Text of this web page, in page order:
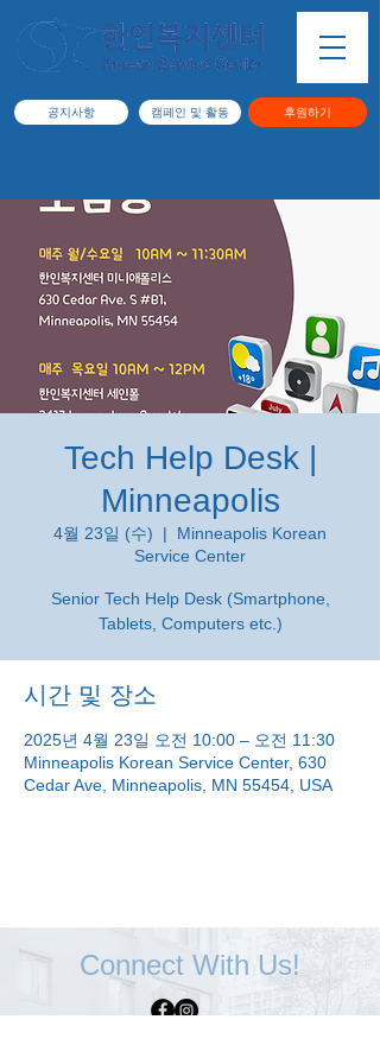
공지사항 캠페인 및 활동 후원하기
Tech Help Desk |
Minneapolis
4월 23일 (수)
  |
Minneapolis Korean
Service Center
Senior Tech Help Desk (Smartphone,
Tablets, Computers etc.)
시간 및 장소
2025년 4월 23일 오전 10:00 – 오전 11:30
Minneapolis Korean Service Center, 630
Cedar Ave, Minneapolis, MN 55454, USA
Connect With Us!